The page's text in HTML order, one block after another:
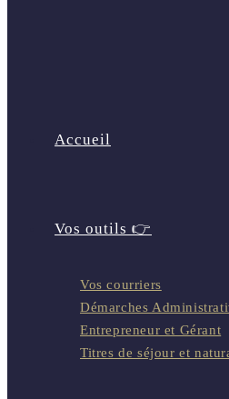
Accueil
Vos outils 👉
Vos courriers
Démarches
Entrepreneur et Gérant
Titres de séjour et